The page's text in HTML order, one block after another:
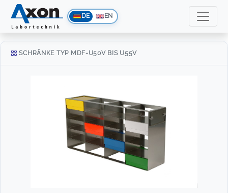
DE EN
SCHRÄNKE TYP MDF-U50V BIS U55V